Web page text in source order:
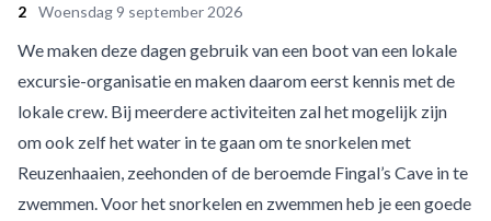
2 Woensdag 9 september 2026
We maken deze dagen gebruik van een boot van een lokale
excursie-organisatie en maken daarom eerst kennis met de
lokale crew. Bij meerdere activiteiten zal het mogelijk zijn
om ook zelf het water in te gaan om te snorkelen met
Reuzenhaaien, zeehonden of de beroemde Fingal’s Cave in te
zwemmen. Voor het snorkelen en zwemmen heb je een goede